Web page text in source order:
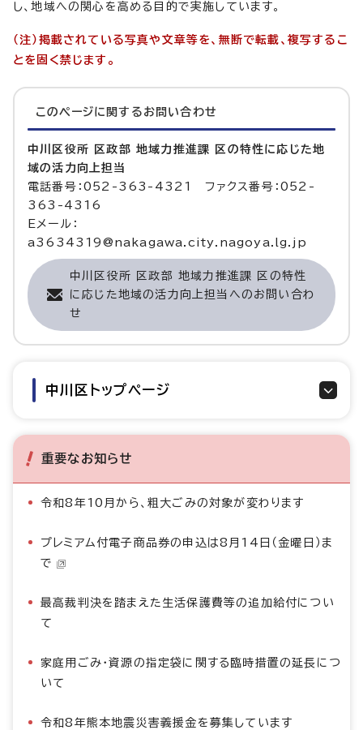
し、地域への関心を高める目的で実施しています。
（注）掲載されている写真や文章等を、無断で転載、複写するこ
とを固く禁じます。
このページに関する お問い合わせ
中川区役所 区政部 地域力推進課 区の特性に応じた地
域の活力向上担当
電話番号：052-363-4321 ファクス番号：052-
363-4316
Eメール：
a3634319@nakagawa.city.nagoya.lg.jp
中川区役所 区政部 地域力推進課 区の特性
に応じた地域の活力向上担当へのお問い合わ
せ
中川区トップページ
重要なお知らせ
令和8年10月から、粗大ごみの対象が変わります
プレミアム付電子商品券の申込は8月14日（金曜日）ま
で
最高裁判決を踏まえた生活保護費等の追加給付につい
て
家庭用ごみ・資源の指定袋に関する臨時措置の延長につ
いて
令和8年熊本地震災害義援金を募集しています